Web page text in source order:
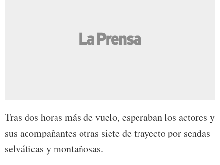
Tras dos horas más de vuelo, esperaban los actores y
sus acompañantes otras siete de trayecto por sendas
selváticas y montañosas.